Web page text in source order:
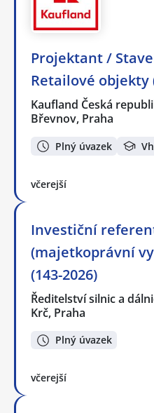
Projektant /
Retailové objekty
Kaufland Česká
Břevnov, Praha
Plný úvazek
včerejší
Investiční
(majetkoprávní
(143-2026)
Ředitelství silnic a
Krč, Praha
Plný úvazek
včerejší